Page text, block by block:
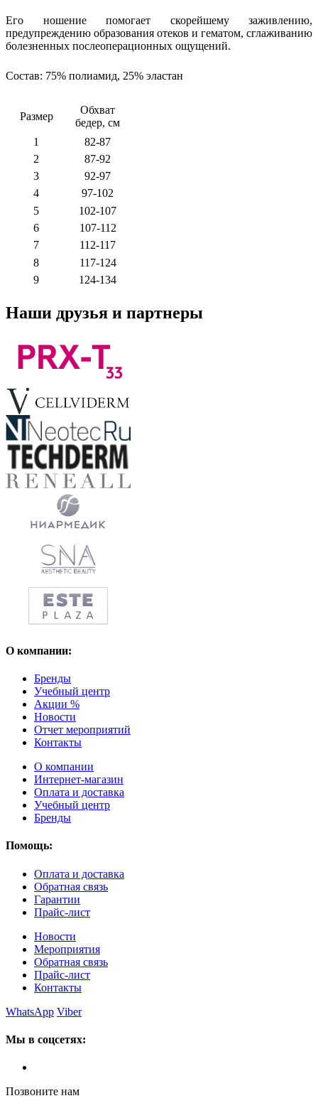
Его ношение помогает скорейшему заживлению,
предупреждению образования отеков и гематом, сглаживанию
болезненных послеоперационных ощущений.
Состав: 75% полиамид, 25% эластан
Размер
Обхват
бедер, см
1
82-87
2
87-92
3
92-97
4
97-102
5
102-107
6
107-112
7
112-117
8
117-124
9
124-134
Наши друзья и партнеры
О компании:
Бренды
Учебный центр
Акции %
Новости
Отчет мероприятий
Контакты
О компании
Интернет-магазин
Оплата и доставка
Учебный центр
Бренды
Помощь:
Оплата и доставка
Обратная связь
Гарантии
Прайс-лист
Новости
Мероприятия
Обратная связь
Прайс-лист
Контакты
WhatsApp Viber
Мы в соцсетях:
Позвоните нам